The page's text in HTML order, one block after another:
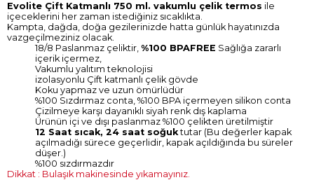
Evolite Çift Katmanlı 750 ml. vakumlu çelik termos ile
içeceklerini her zaman istediğiniz sıcaklıkta.
Kampta, dağda, doğa gezilerinizde hatta günlük hayatınızda
vazgeçilmeziniz olacak.
18/8 Paslanmaz çeliktir, %100 BPAFREE Sağlığa zararlı
içerik içermez,
Vakumlu yalıtım teknolojisi
izolasyonlu Çift katmanlı çelik gövde
Koku yapmaz ve uzun ömürlüdür
%100 Sızdırmaz conta, %100 BPA içermeyen silikon conta
Çizilmeye karşı dayanıklı siyah renk dış kaplama
Ürünün içi ve dışı paslanmaz %100 çelikten üretilmiştir
12 Saat sıcak, 24 saat soğuktutar (Bu değerler kapak
açılmadığı sürece geçerlidir, kapak açıldığında bu süreler
düşer.)
%100 sızdırmazdır
Dikkat : Bulaşık makinesinde yıkamayınız.